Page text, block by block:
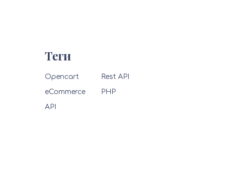
Теги
Opencart
eCommerce
API
Rest API
PHP